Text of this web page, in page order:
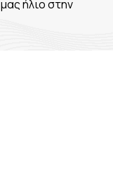
μας ήλιο στην